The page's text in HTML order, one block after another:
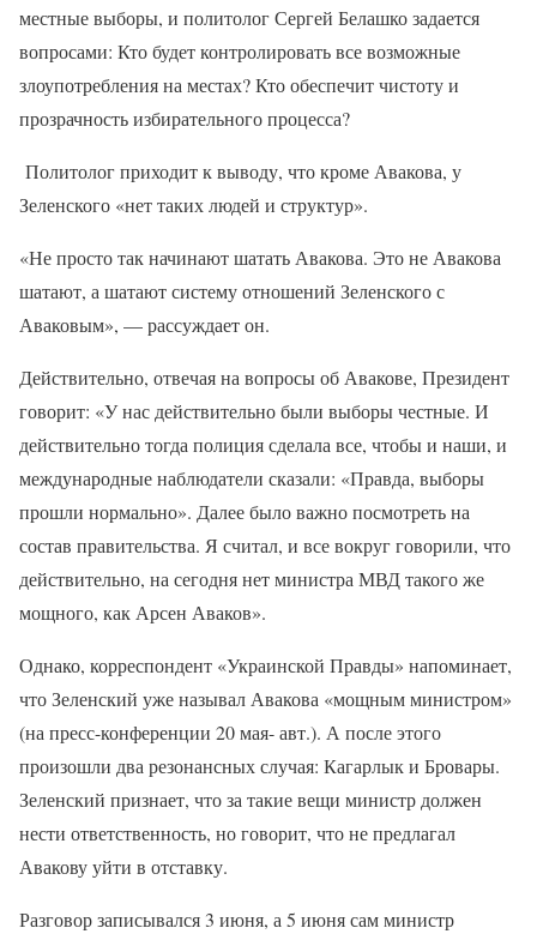
местные выборы, и политолог Сергей Белашко задается
вопросами: Кто будет контролировать все возможные
злоупотребления на местах? Кто обеспечит чистоту и
прозрачность избирательного процесса?
Политолог приходит к выводу, что кроме Авакова, у
Зеленского «нет таких людей и структур».
«Не просто так начинают шатать Авакова. Это не Авакова
шатают, а шатают систему отношений Зеленского с
Аваковым», — рассуждает он.
Действительно, отвечая на вопросы об Авакове, Президент
говорит: «У нас действительно были выборы честные. И
действительно тогда полиция сделала все, чтобы и наши, и
международные наблюдатели сказали: «Правда, выборы
прошли нормально». Далее было важно посмотреть на
состав правительства. Я считал, и все вокруг говорили, что
действительно, на сегодня нет министра МВД такого же
мощного, как Арсен Аваков».
Однако, корреспондент «Украинской Правды» напоминает,
что Зеленский уже называл Авакова «мощным министром»
(на пресс-конференции 20 мая- авт.). А после этого
произошли два резонансных случая: Кагарлык и Бровары.
Зеленский признает, что за такие вещи министр должен
нести ответственность, но говорит, что не предлагал
Авакову уйти в отставку.
Разговор записывался 3 июня, а 5 июня сам министр